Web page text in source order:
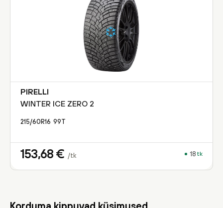
PIRELLI
WINTER ICE ZERO 2
215/60R16 99T
153,68 € /tk 18 tk